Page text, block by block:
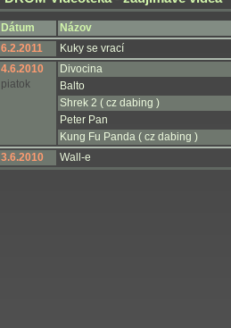
Dátum
Názov
6.2.2011
Kuky se vrací
4.6.2010
piatok
Divocina
Balto
Shrek 2 ( cz dabing )
Peter Pan
Kung Fu Panda ( cz dabing )
3.6.2010
Wall-e